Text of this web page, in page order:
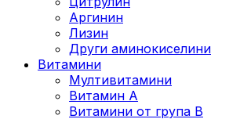
Аргинин
Лизин
Други аминокиселини
Витамини
Мултивитамини
Витамин А
Витамини от група B